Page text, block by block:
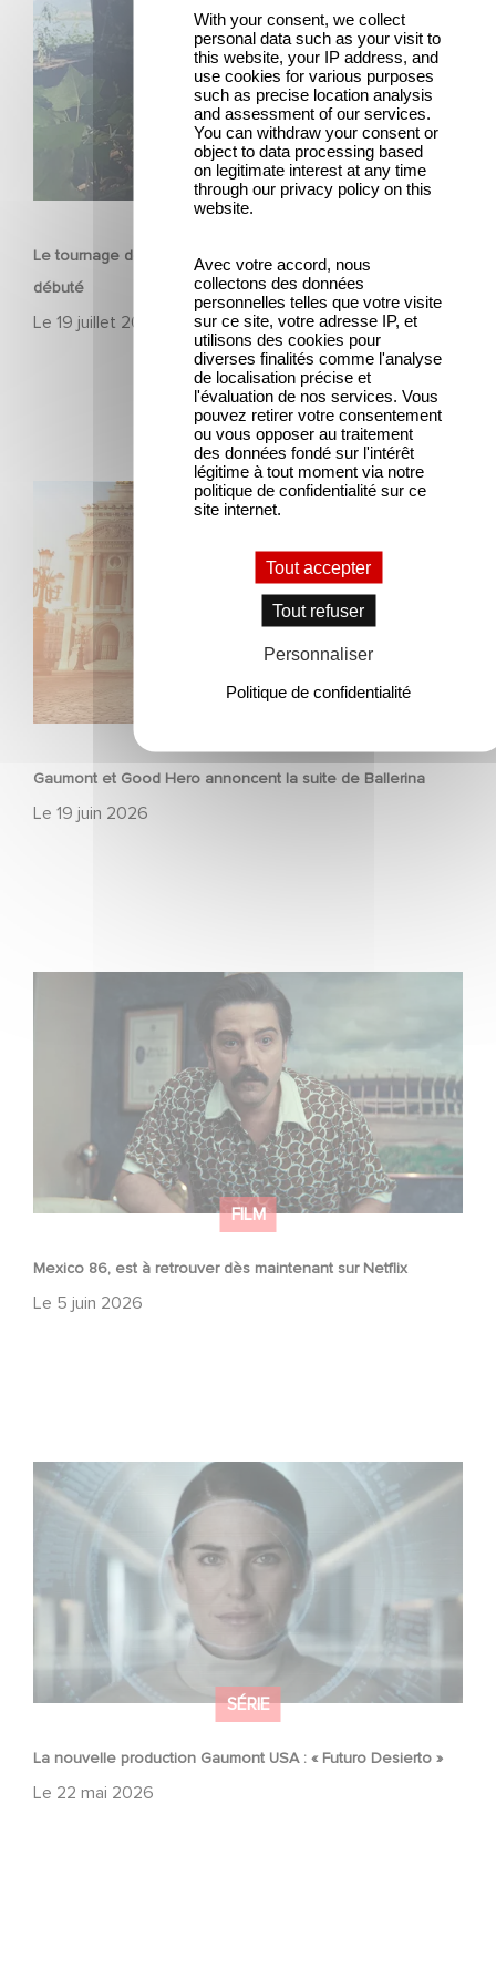
SÉRIE
Le tournage de la mini-série Le Roman de Marceau Miller a
débuté
Le 19 juillet 2026
Gaumont et Good Hero annoncent la suite de Ballerina
Le 19 juin 2026
Gaumont et Good Hero annoncent la suite de Ballerina
FILM
Mexico 86, est à retrouver dès maintenant sur Netflix
Le 5 juin 2026
Mexico 86, est à retrouver dès maintenant sur Netflix
SÉRIE
La nouvelle production Gaumont USA : « Futuro Desierto »
Le 22 mai 2026
La nouvelle production Gaumont USA : « Futuro Desierto
With your consent, we collect
personal data such as your visit to
this website, your IP address, and
use cookies for various purposes
such as precise location analysis
and assessment of our services.
You can withdraw your consent or
object to data processing based
on legitimate interest at any time
through our privacy policy on this
website.
Avec votre accord, nous
collectons des données
personnelles telles que votre visite
sur ce site, votre adresse IP, et
utilisons des cookies pour
diverses finalités comme l'analyse
de localisation précise et
l'évaluation de nos services. Vous
pouvez retirer votre consentement
ou vous opposer au traitement
des données fondé sur l'intérêt
légitime à tout moment via notre
politique de confidentialité sur ce
site internet.
Tout accepter
Tout refuser
Personnaliser
Politique de confidentialité